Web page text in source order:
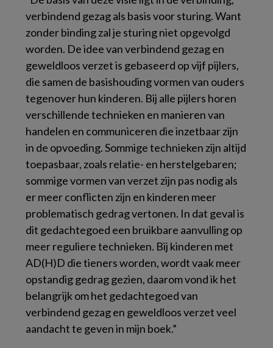
verbindend gezag als basis voor sturing. Want
zonder binding zal je sturing niet opgevolgd
worden. De idee van verbindend gezag en
geweldloos verzet is gebaseerd op vijf pijlers,
die samen de basishouding vormen van ouders
tegenover hun kinderen. Bij alle pijlers horen
verschillende technieken en manieren van
handelen en communiceren die inzetbaar zijn
in de opvoeding. Sommige technieken zijn altijd
toepasbaar, zoals relatie- en herstelgebaren;
sommige vormen van verzet zijn pas nodig als
er meer conflicten zijn en kinderen meer
problematisch gedrag vertonen. In dat geval is
dit gedachtegoed een bruikbare aanvulling op
meer reguliere technieken. Bij kinderen met
AD(H)D die tieners worden, wordt vaak meer
opstandig gedrag gezien, daarom vond ik het
belangrijk om het gedachtegoed van
verbindend gezag en geweldloos verzet veel
aandacht te geven in mijn boek.”